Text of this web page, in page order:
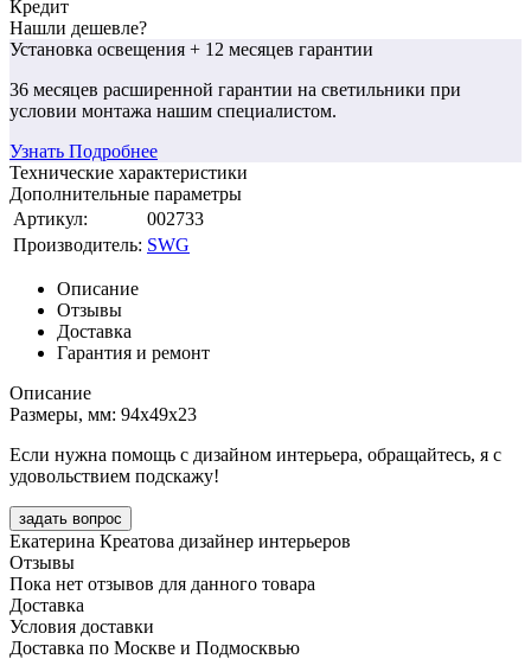
Кредит
Нашли дешевле?
Установка освещения + 12 месяцев гарантии
36 месяцев расширенной гарантии на светильники при
условии монтажа нашим специалистом.
Узнать Подробнее
Технические характеристики
Дополнительные параметры
Артикул:
002733
Производитель: SWG
Описание
Отзывы
Доставка
Гарантия и ремонт
Описание
Размеры, мм: 94x49x23
Если нужна помощь с дизайном интерьера, обращайтесь, я с
удовольствием подскажу!
задать вопрос
Екатерина Креатова дизайнер интерьеров
Отзывы
Пока нет отзывов для данного товара
Доставка
Условия доставки
Доставка по Москве и Подмосквью